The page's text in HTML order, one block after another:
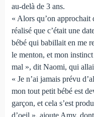
au-delà de 3 ans.
« Alors qu’on approchait
réalisé que c’était une
bébé qui babillait en me
le menton, et mon
mal », dit Naomi, qui
« Je n’ai jamais prévu
mon tout petit bébé est
garçon, et cela s’est
d’oeil », ajoute Amy,